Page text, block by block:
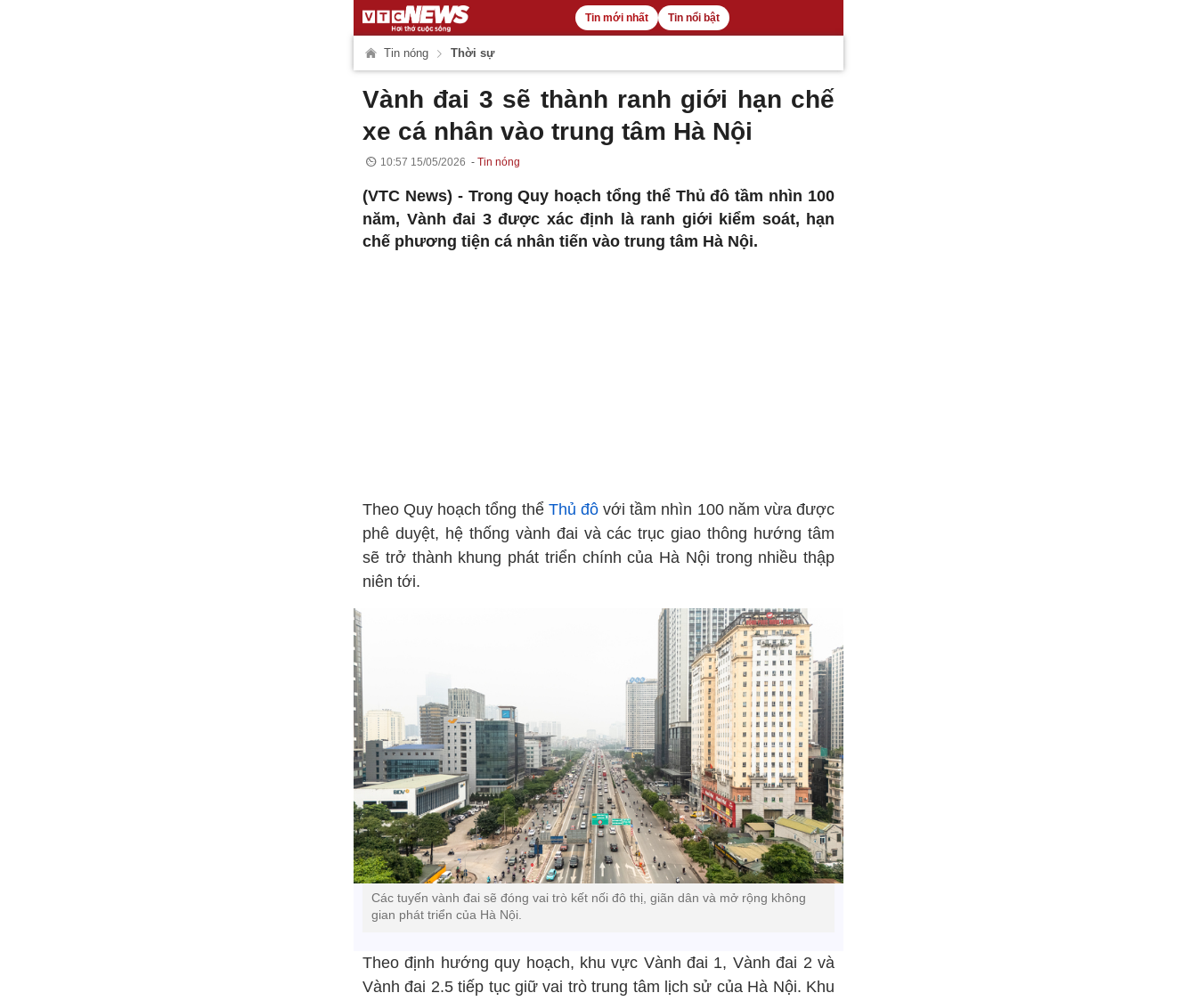
Tin mới nhất Tin nổi bật
Tin nóng Thời sự
Vành đai 3 sẽ thành ranh giới hạn chế
xe cá nhân vào trung tâm Hà Nội
10:57 15/05/2026 Tin nóng
(VTC News) - Trong Quy hoạch tổng thể Thủ đô tầm nhìn 100
năm, Vành đai 3 được xác định là ranh giới kiểm soát, hạn
chế phương tiện cá nhân tiến vào trung tâm Hà Nội.
Theo Quy hoạch tổng thể Thủ đôvới tầm nhìn 100 năm vừa được
phê duyệt, hệ thống vành đai và các trục giao thông hướng tâm
sẽ trở thành khung phát triển chính của Hà Nội trong nhiều thập
niên tới.
Các tuyến vành đai sẽ đóng vai trò kết nối đô thị, giãn dân và mở rộng không
gian phát triển của Hà Nội.
Theo định hướng quy hoạch, khu vực Vành đai 1, Vành đai 2 và
Vành đai 2.5 tiếp tục giữ vai trò trung tâm lịch sử của Hà Nội. Khu